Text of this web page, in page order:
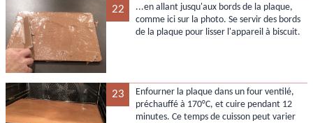
22
...en allant jusqu'aux bords de la plaque,
comme ici sur la photo. Se servir des bords
de la plaque pour lisser l'appareil à biscuit.
23
Enfourner la plaque dans un four ventilé,
préchauffé à 170°C, et cuire pendant 12
minutes. Ce temps de cuisson peut varier